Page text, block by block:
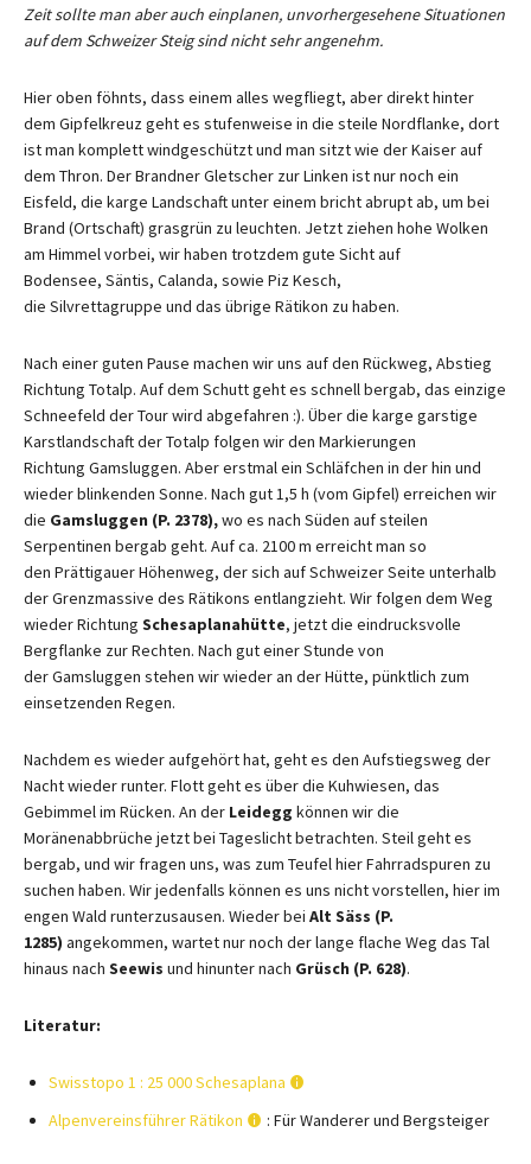
Zeit sollte man aber auch einplanen, unvorhergesehene Situationen
auf dem Schweizer Steig sind nicht sehr angenehm.
Hier oben föhnts, dass einem alles wegfliegt, aber direkt hinter
dem Gipfelkreuz geht es stufenweise in die steile Nordflanke, dort
ist man komplett windgeschützt und man sitzt wie der Kaiser auf
dem Thron. Der Brandner Gletscher zur Linken ist nur noch ein
Eisfeld, die karge Landschaft unter einem bricht abrupt ab, um bei
Brand (Ortschaft) grasgrün zu leuchten. Jetzt ziehen hohe Wolken
am Himmel vorbei, wir haben trotzdem gute Sicht auf
Bodensee, Säntis, Calanda, sowie Piz Kesch,
die Silvrettagruppe und das übrige Rätikon zu haben.
Nach einer guten Pause machen wir uns auf den Rückweg, Abstieg
Richtung Totalp. Auf dem Schutt geht es schnell bergab, das einzige
Schneefeld der Tour wird abgefahren :). Über die karge garstige
Karstlandschaft der Totalp folgen wir den Markierungen
Richtung Gamsluggen. Aber erstmal ein Schläfchen in der hin und
wieder blinkenden Sonne. Nach gut 1,5 h (vom Gipfel) erreichen wir
die Gamsluggen (P. 2378),wo es nach Süden auf steilen
Serpentinen bergab geht. Auf ca. 2100 m erreicht man so
den Prättigauer Höhenweg, der sich auf Schweizer Seite unterhalb
der Grenzmassive des Rätikons entlangzieht. Wir folgen dem Weg
wieder Richtung Schesaplanahütte, jetzt die eindrucksvolle
Bergflanke zur Rechten. Nach gut einer Stunde von
der Gamsluggen stehen wir wieder an der Hütte, pünktlich zum
einsetzenden Regen.
Nachdem es wieder aufgehört hat, geht es den Aufstiegsweg der
Nacht wieder runter. Flott geht es über die Kuhwiesen, das
Gebimmel im Rücken. An der Leidegg können wir die
Moränenabbrüche jetzt bei Tageslicht betrachten. Steil geht es
bergab, und wir fragen uns, was zum Teufel hier Fahrradspuren zu
suchen haben. Wir jedenfalls können es uns nicht vorstellen, hier im
engen Wald runterzusausen. Wieder bei Alt Säss (P.
1285) angekommen, wartet nur noch der lange flache Weg das Tal
hinaus nach Seewis und hinunter nach Grüsch (P. 628).
Literatur:
Swisstopo 1 : 25 000 Schesaplana
Alpenvereinsführer Rätikon
: Für Wanderer und Bergsteiger